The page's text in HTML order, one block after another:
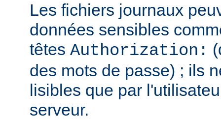
Les fichiers journaux
données sensibles
têtes Authorization:
des mots de passe) ; ils
lisibles que par
serveur.